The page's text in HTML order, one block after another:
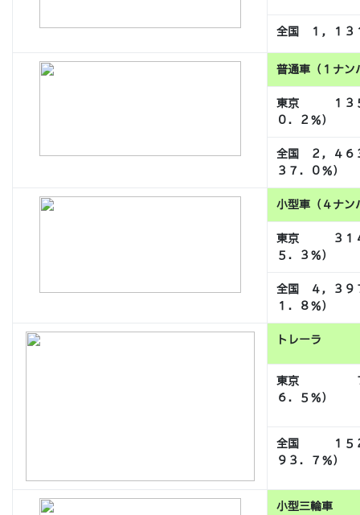
全国 １，１３
普通車（１ナン
東京 １３５，
０．２％）
全国 ２，４６
３７．０％）
小型車（４ナン
東京 ３１４，
５．３％）
全国 ４，３９
１．８％）
トレーラ
東京 ７，９
６．５％）
全国 １５２，
９３．７％）
小型三輪車